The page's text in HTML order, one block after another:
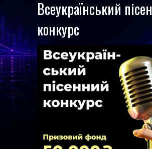
Всеукраїнський
конкурс